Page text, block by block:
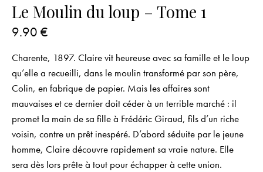
Le Moulin du loup – Tome 1
9.90 €
Charente, 1897. Claire vit heureuse avec sa famille et le loup
qu’elle a recueilli, dans le moulin transformé par son père,
Colin, en fabrique de papier. Mais les affaires sont
mauvaises et ce dernier doit céder à un terrible marché : il
promet la main de sa fille à Frédéric Giraud, fils d’un riche
voisin, contre un prêt inespéré. D’abord séduite par le jeune
homme, Claire découvre rapidement sa vraie nature. Elle
sera dès lors prête à tout pour échapper à cette union.